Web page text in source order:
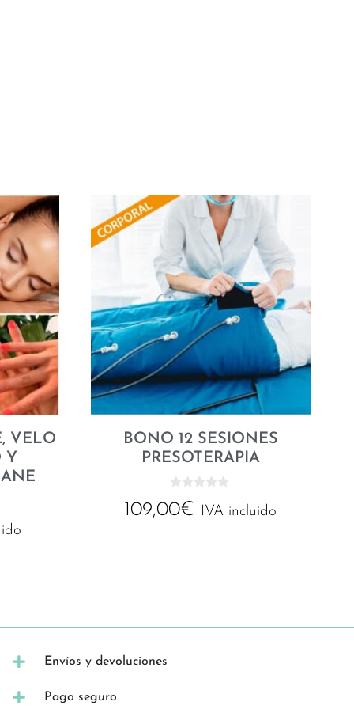
VELO
Y
BONO 12 SESIONES
PRESOTERAPIA
d
109,00€ IVA incluido
Envíos y devoluciones
Pago seguro